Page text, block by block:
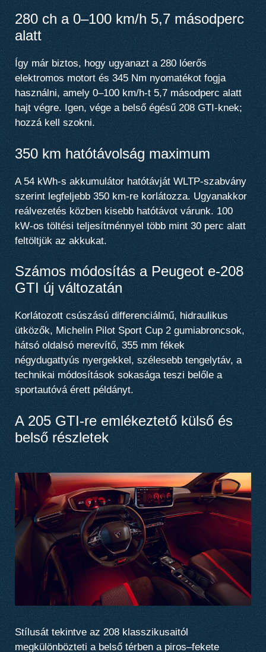
280 ch a 0–100 km/h 5,7 másodperc
alatt
Így már biztos, hogy ugyanazt a 280 lóerős
elektromos motort és 345 Nm nyomatékot fogja
használni, amely 0–100 km/h-t 5,7 másodperc alatt
hajt végre. Igen, vége a belső égésű 208 GTI-knek;
hozzá kell szokni.
350 km hatótávolság maximum
A 54 kWh-s akkumulátor hatótávját WLTP-szabvány
szerint legfeljebb 350 km-re korlátozza. Ugyanakkor
reálvezetés közben kisebb hatótávot várunk. 100
kW-os töltési teljesítménnyel több mint 30 perc alatt
feltöltjük az akkukat.
Számos módosítás a Peugeot e-208
GTI új változatán
Korlátozott csúszású differenciálmű, hidraulikus
ütközők, Michelin Pilot Sport Cup 2 gumiabroncsok,
hátsó oldalsó merevítő, 355 mm fékek
négydugattyús nyergekkel, szélesebb tengelytáv, a
technikai módosítások sokasága teszi belőle a
sportautóvá érett példányt.
A 205 GTI-re emlékeztető külső és
belső részletek
Stílusát tekintve az 208 klasszikusaitól
megkülönbözteti a belső térben a piros–fekete